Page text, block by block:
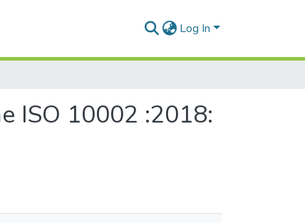
Log In
ISO 10002 :2018: